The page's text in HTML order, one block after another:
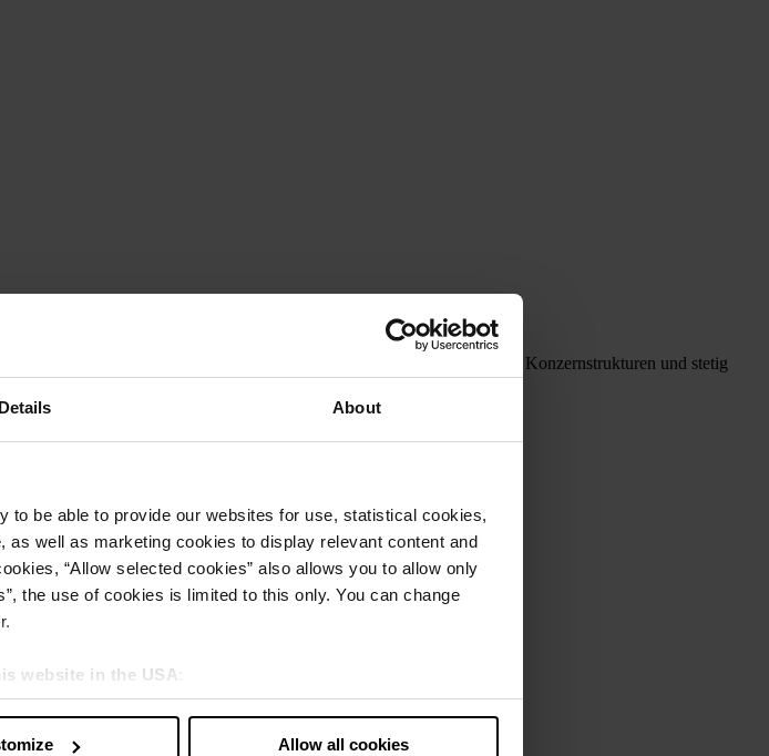
Details About
be able to provide our websites for use, statistical cookies,
as well as marketing cookies to display relevant content and
“Allow selected cookies” also allows you to allow only
the use of cookies is limited to this only. You can change
website in the USA :
will be processed in the USA. The European Court of Justice
Allow all cookies
ihre Finanzzahlen schnell zu veröffentlichen. Doch unübersichtliche Konzernstrukturen und stetig
daher auf Lucanet – und schafft so den Fast Close.